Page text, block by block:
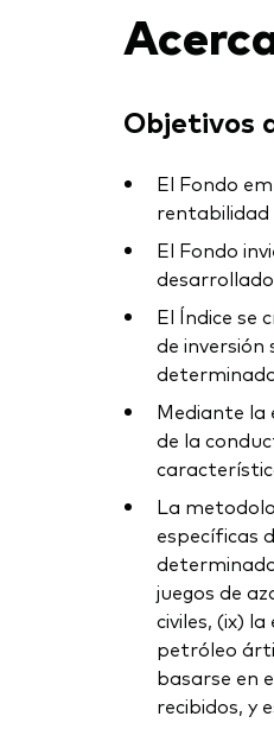
Objetivos
El Fondo
rentabilidad
El Fondo
El Índice se
de
Mediante la
de la
La
específicas
juegos de
civiles, (ix)
petróleo
basarse en
recibidos, y